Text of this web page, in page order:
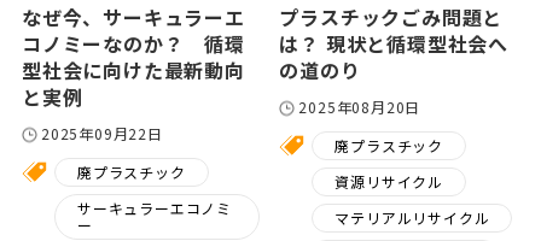
なぜ今、サーキュラーエ
コノミーなのか？ 循環
型社会に向けた最新動向
と実例
2025年09月22日
廃プラスチック
サーキュラーエコノミ
ー
プラスチックごみ問題と
は？ 現状と循環型社会へ
の道のり
2025年08月20日
廃プラスチック
資源リサイクル
マテリアルリサイクル